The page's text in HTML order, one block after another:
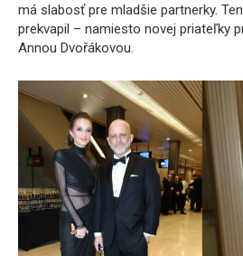
má slabosť pre mladšie partnerky.
prekvapil – namiesto novej priateľky
Annou Dvořákovou.